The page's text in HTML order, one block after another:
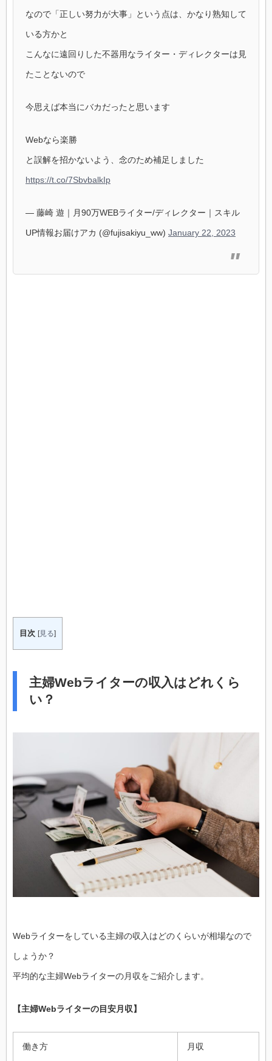
なので「正しい努力が大事」という点は、かなり熟知して
いる方かと
こんなに遠回りした不器用なライター・ディレクターは見
たことないので
今思えば本当にバカだったと思います
Webなら楽勝
と誤解を招かないよう、念のため補足しました
https://t.co/7SbvbalkIp
— 藤崎 遊｜月90万WEBライター/ディレクター｜スキル
UP情報お届けアカ (@fujisakiyu_ww) January 22, 2023
目次 [見る]
主婦Webライターの収入はどれくら
い？
Webライターをしている主婦の収入はどのくらいが相場なので
しょうか？
平均的な主婦Webライターの月収をご紹介します。
【主婦Webライターの目安月収】
働き方 月収